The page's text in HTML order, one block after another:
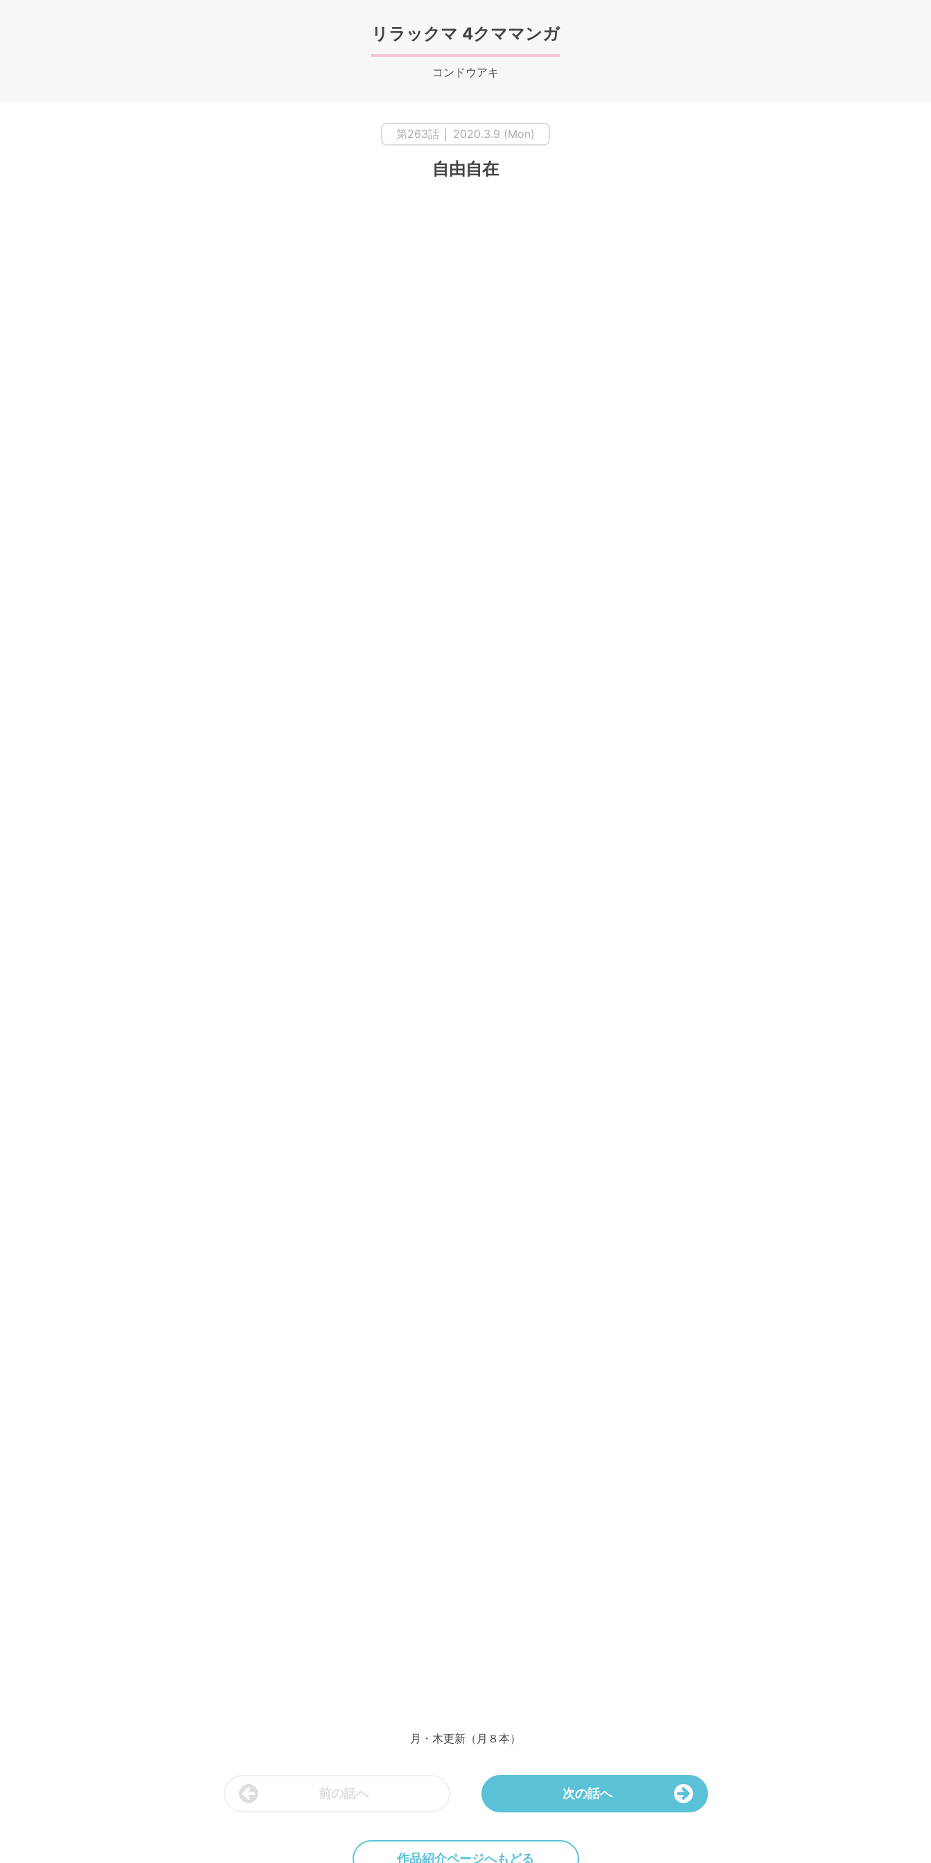
リラックマ 4クママンガ
コンドウアキ
第263話 │ 2020.3.9 (Mon)
自由自在
月・木更新（月８本）
前の話へ 次の話へ
作品紹介ページへもどる